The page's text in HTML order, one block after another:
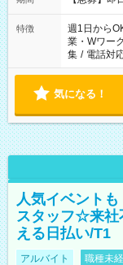
特徴 週1日から
業・Wワー
集 / 電話対
気になる！
人気イベント
スタッフ☆来社
える日払い/T1
アルバイト 職種未